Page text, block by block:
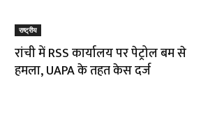
राष्ट्रीय
रांची में RSS कार्यालय पर पेट्रोल बम से
हमला, UAPA के तहत केस दर्ज